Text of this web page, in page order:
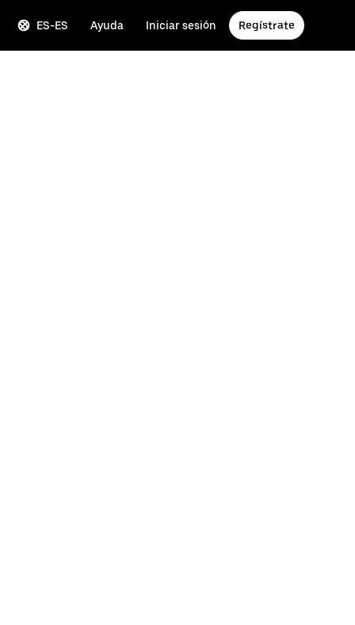
ES-ES Ayuda Iniciar sesión Regístrate